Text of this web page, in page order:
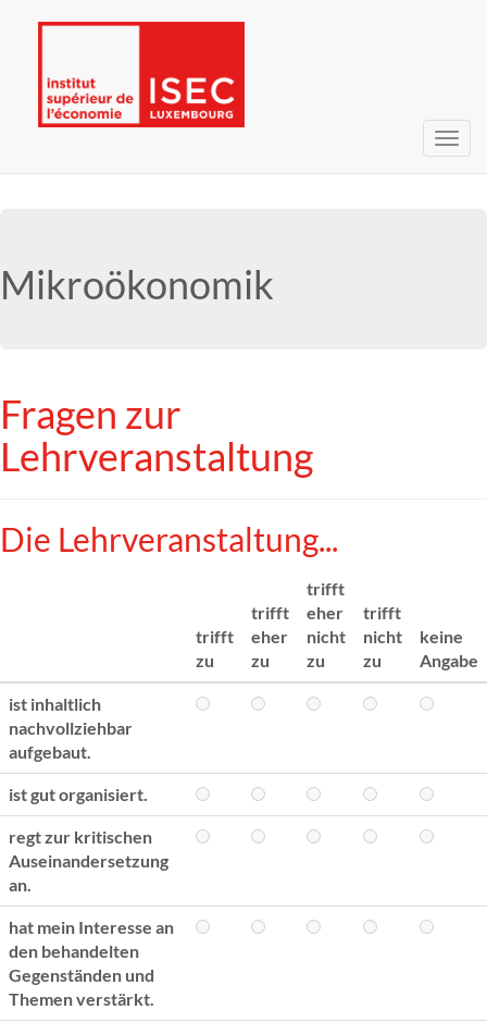
Mikroökonomik
Fragen zur
Lehrveranstaltung
Die Lehrveranstaltung...
trifft
zu
trifft
eher
zu
trifft
eher
nicht
zu
trifft
nicht
zu
keine
Angabe
ist inhaltlich
nachvollziehbar
aufgebaut.
ist gut organisiert.
regt zur kritischen
Auseinandersetzung
an.
hat mein Interesse an
den behandelten
Gegenständen und
Themen verstärkt.